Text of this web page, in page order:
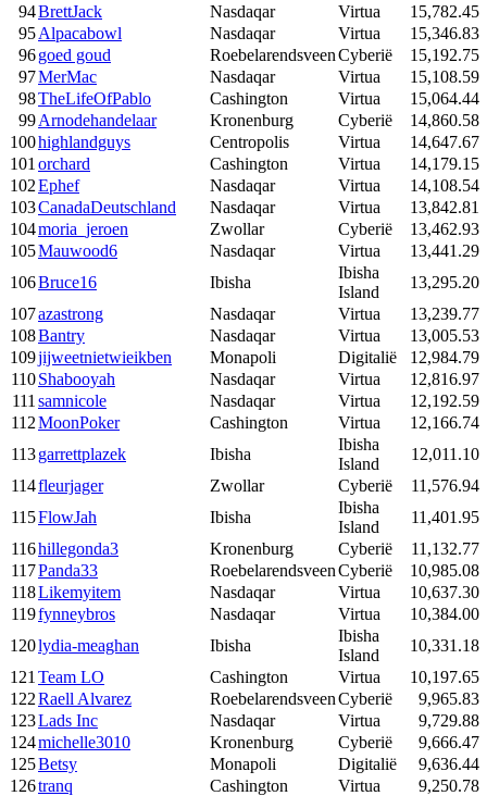
94BrettJack Nasdaqar Virtua
15,782.45
95Alpacabowl Nasdaqar Virtua
15,346.83
96goed goud RoebelarendsveenCyberië
15,192.75
97MerMac Nasdaqar Virtua
15,108.59
98TheLifeOfPablo Cashington Virtua
15,064.44
99Arnodehandelaar Kronenburg Cyberië
14,860.58
100highlandguys Centropolis Virtua
14,647.67
101 orchard Cashington Virtua
14,179.15
102Ephef Nasdaqar Virtua
14,108.54
103CanadaDeutschland Nasdaqar Virtua
13,842.81
104moria_jeroen Zwollar Cyberië
13,462.93
105Mauwood6 Nasdaqar Virtua
13,441.29
106Bruce16 Ibisha
Ibisha
Island
13,295.20
107azastrong Nasdaqar Virtua
13,239.77
108Bantry Nasdaqar Virtua
13,005.53
109jijweetnietwieikben Monapoli Digitalië
12,984.79
110Shabooyah Nasdaqar Virtua
12,816.97
111 samnicole Nasdaqar Virtua
12,192.59
112MoonPoker Cashington Virtua
12,166.74
113garrettplazek Ibisha
Ibisha
Island
12,011.10
114fleurjager Zwollar Cyberië
11,576.94
115FlowJah Ibisha
Ibisha
Island
11,401.95
116hillegonda3 Kronenburg Cyberië
11,132.77
117Panda33 RoebelarendsveenCyberië
10,985.08
118Likemyitem Nasdaqar Virtua
10,637.30
119fynneybros Nasdaqar Virtua
10,384.00
120lydia-meaghan Ibisha
Ibisha
Island
10,331.18
121 Team LO Cashington Virtua
10,197.65
122Raell Alvarez RoebelarendsveenCyberië
9,965.83
123Lads Inc Nasdaqar Virtua
9,729.88
124michelle3010 Kronenburg Cyberië
9,666.47
125Betsy Monapoli Digitalië
9,636.44
126tranq Cashington Virtua
9,250.78